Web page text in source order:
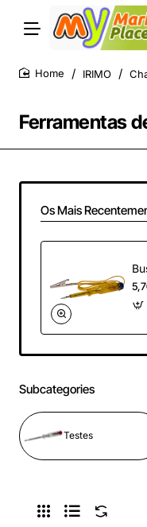
Ferramentas
IRIMO
Os Mais
Subcategories
Testes